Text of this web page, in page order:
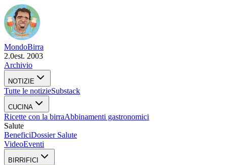
MondoBirra
2.0est. 2003
Archivio
NOTIZIE
Tutte le notizieSubstack
CUCINA
Ricette con la birraAbbinamenti gastronomici
Salute
BeneficiDossier Salute
VideoEventi
BIRRIFICI